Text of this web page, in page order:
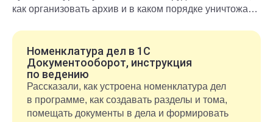
как организовать архив и в каком порядке уничтожать
Номенклатура дел в 1С
Документооборот, инструкция
по ведению
Рассказали, как устроена номенклатура дел
в программе, как создавать разделы и тома,
помещать документы в дела и формировать